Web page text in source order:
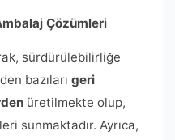
Çözümleri
sürdürülebilirliğe
bazıları geri
üretilmekte olup,
sunmaktadır. Ayrıca,